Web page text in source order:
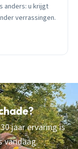
anders: u krijgt
verrassingen.
jaar ervaring is
vandaag.